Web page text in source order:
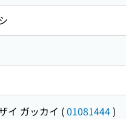
イ ガッカイ (01081444)